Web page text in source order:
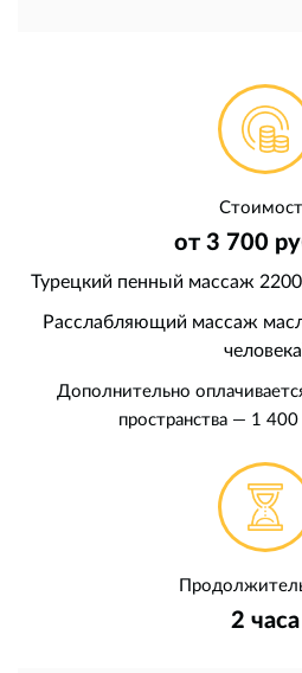
от 3 700
Турецкий пенный массаж 2200
Расслабляющий массаж
Дополнительно
пространства — 1
2 часа